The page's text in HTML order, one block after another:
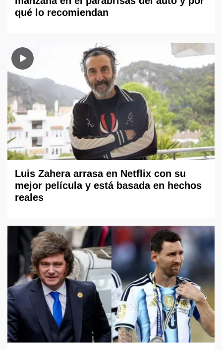
qué lo recomiendan
Luis Zahera arrasa en Netflix con su
mejor película y está basada en hechos
reales